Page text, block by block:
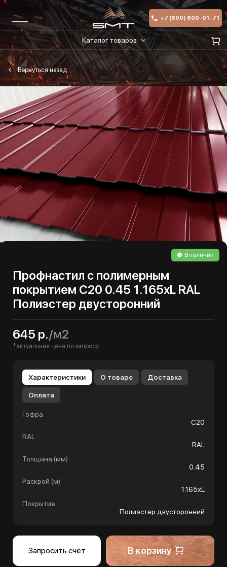
+7 (800) 600-01-71
Каталог товаров
В наличии
Профнастил с полимерным
покрытием С20 0.45 1.165хL RAL
Полиэстер двусторонний
645 р./м2
*актуальная цена по запросу
Характеристики О товаре Доставка
Оплата
Гофра
С20
RAL
RAL
Толщина (мм)
0.45
Раскрой (м)
1.165хL
Покрытие
Полиэстер двусторонний
Запросить счёт В корзину